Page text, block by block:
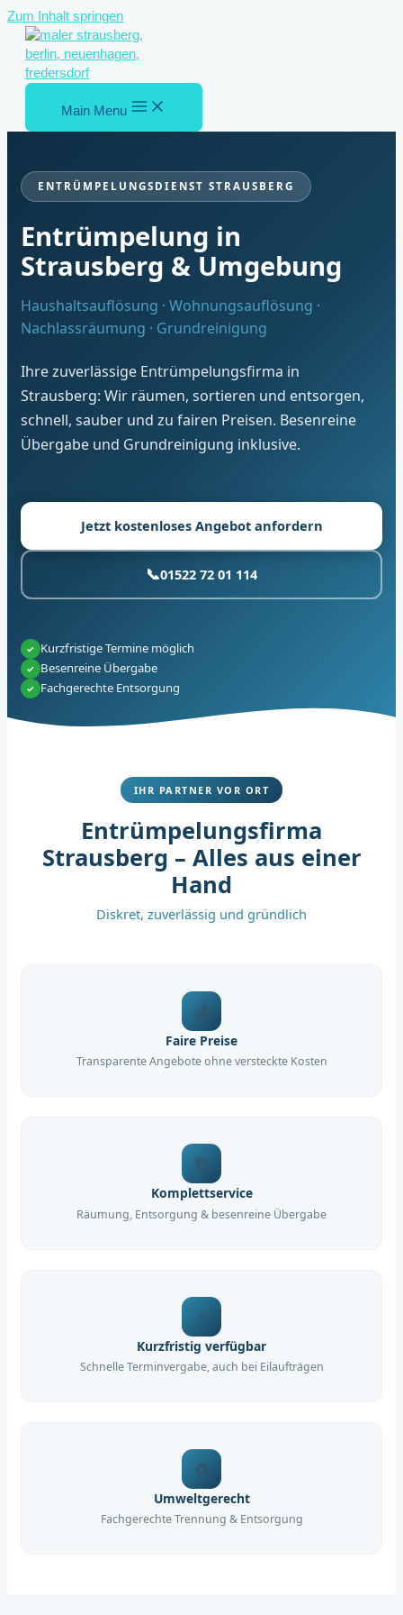
Zum Inhalt springen
Main Menu
ENTRÜMPELUNGSDIENST STRAUSBERG
Entrümpelung in
Strausberg & Umgebung
Haushaltsauflösung · Wohnungsauflösung ·
Nachlassräumung · Grundreinigung
Ihre zuverlässige Entrümpelungsfirma in
Strausberg: Wir räumen, sortieren und entsorgen,
schnell, sauber und zu fairen Preisen. Besenreine
Übergabe und Grundreinigung inklusive.
Jetzt kostenloses Angebot anfordern
📞01522 72 01 114
✓ Kurzfristige Termine möglich
✓ Besenreine Übergabe
✓ Fachgerechte Entsorgung
IHR PARTNER VOR ORT
Entrümpelungsfirma
Strausberg – Alles aus einer
Hand
Diskret, zuverlässig und gründlich
💰
Faire Preise
Transparente Angebote ohne versteckte Kosten
🏗️
Komplettservice
Räumung, Entsorgung & besenreine Übergabe
⚡
Kurzfristig verfügbar
Schnelle Terminvergabe, auch bei Eilaufträgen
♻️
Umweltgerecht
Fachgerechte Trennung & Entsorgung